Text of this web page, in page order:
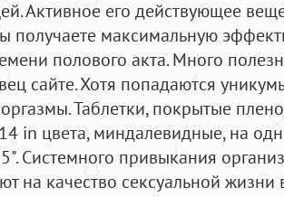
Активное его действующее
получаете максимальную
полового акта. Много
сайте. Хотя попадаются
Таблетки, покрытые
in цвета, миндалевидные, на
Системного привыкания
на качество сексуальной